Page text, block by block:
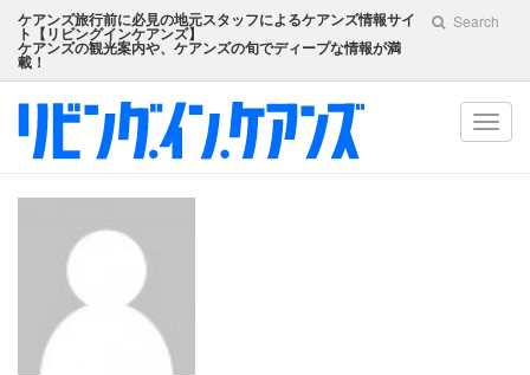
ケアンズ旅行前に必見の地元スタッフによるケアンズ情報サイ
ト【リビングインケアンズ】
ケアンズの観光案内や、ケアンズの旬でディープな情報が満
載！
Search